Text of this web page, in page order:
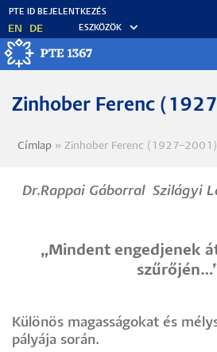
Ugrás
tartalomra
EN DE ESZKÖZÖK
Zinhober Ferenc
Morzsa
Címlap Zinhober Ferenc (1927–2001)
Dr.Rappai Gáborral Szilágyi
„Mindent engedjenek
Különös magasságokat és
pályája során.